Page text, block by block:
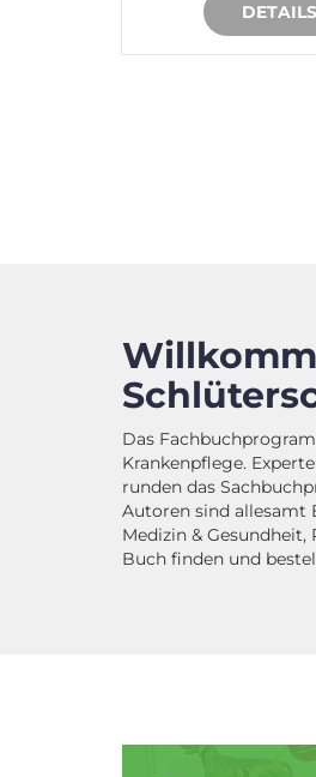
DETAILS
IN DEN
Das
Krankenpflege.
runden das
Autoren sind allesamt
Medizin &
Buch finden und